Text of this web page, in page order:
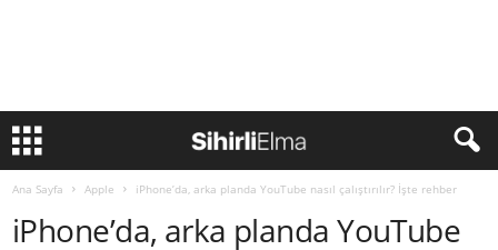
Ana Sayfa Apple iPhone’da, arka planda YouTube nasıl çalıştırılır? İşte rehber
iPhone’da, arka planda YouTube